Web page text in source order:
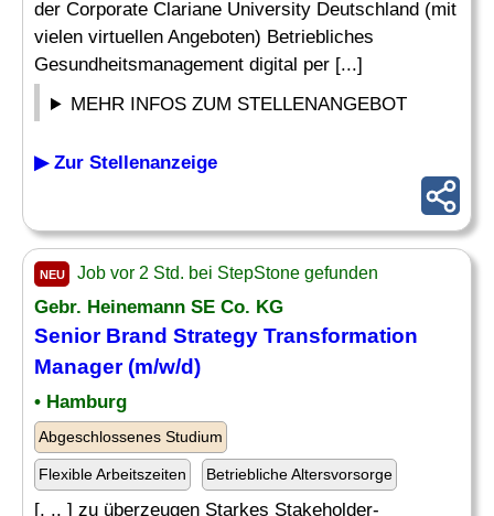
der Corporate Clariane University Deutschland (mit
vielen virtuellen Angeboten) Betriebliches
Gesundheitsmanagement digital per [...]
MEHR INFOS ZUM STELLENANGEBOT
▶ Zur Stellenanzeige
NEU Job vor 2 Std. bei StepStone gefunden
Gebr. Heinemann SE Co. KG
Senior Brand Strategy Transformation
Manager (m/w/d)
• Hamburg
Abgeschlossenes Studium
Flexible Arbeitszeiten Betriebliche Altersvorsorge
[. .. ] zu überzeugen Starkes Stakeholder-